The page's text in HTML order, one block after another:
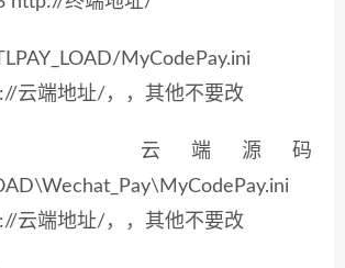
MyCodePay.ini
端地址/，，其他不要改
源码
端地址/，，其他不要改